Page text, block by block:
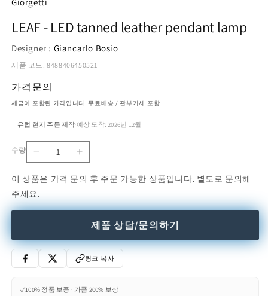
미
디
1
열
LEAF - LED tanned leather pendant lamp
Designer : Giancarlo Bosio
제품 코드: 8488406450521
가격문의
세금이 포함된 가격입니다. 무료배송 / 관부가세 포함
유럽 현지 주문 제작 예상 도착: 2026년 12월
량
수량
LEAF
LED
tanned
leather
수
임
LEAF
LED
leather
pendant
lamp
수
량
림
이 상품은 가격 문의 후 주문 가능한 상품입니다. 별도로 문의해
주세요.
제품 상담/문의하기
링크 복사
✓100% 정품 보증 · 가품 200% 보상